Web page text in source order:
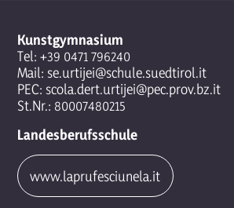
Kunstgymnasium
Tel: +39 0471 796240
Mail: se.urtijei@schule.suedtirol.it
PEC: scola.dert.urtijei@pec.prov.bz.it
St.Nr.: 80007480215
Landesberufsschule
www.laprufesciunela.it